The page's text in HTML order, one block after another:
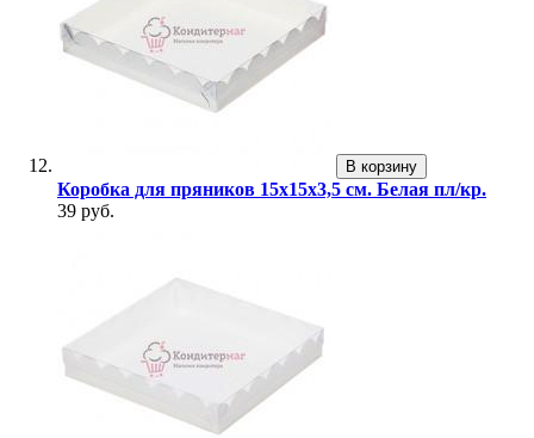
В корзину
Коробка для пряников 15х15х3,5 см. Белая пл/кр.
39 руб.